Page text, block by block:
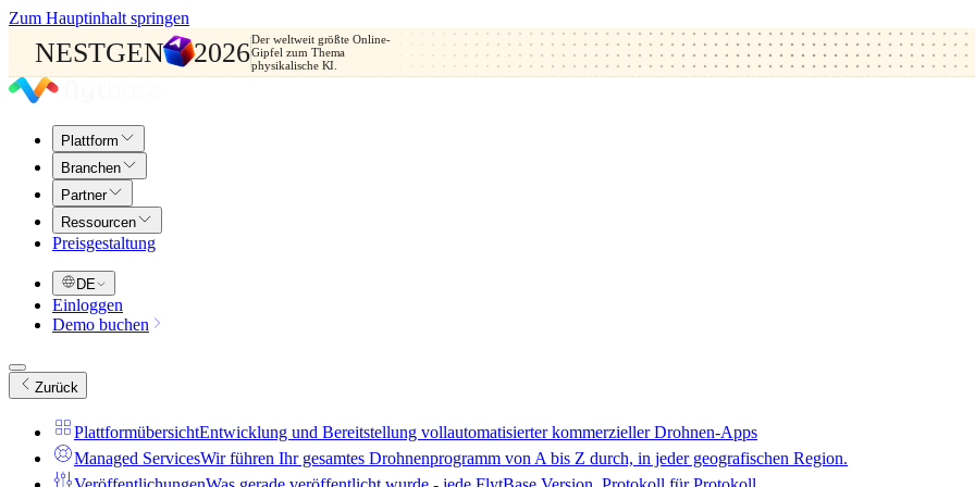
Zum Hauptinhalt springen
NESTGEN 2026Der weltweit größte Online-
Gipfel zum Thema
physikalische KI.
Plattform
Branchen
Partner
Ressourcen
Preisgestaltung
DE
Einloggen
Demo buchen
Zurück
PlattformübersichtEntwicklung und Bereitstellung vollautomatisierter kommerzieller Drohnen-Apps
Managed ServicesWir führen Ihr gesamtes Drohnenprogramm von A bis Z durch, in jeder geografischen Region.